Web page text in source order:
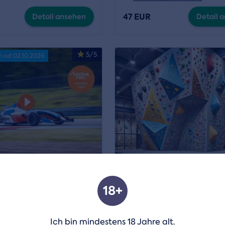
Detail ansehen 47 EUR Detail
5/5
od 02.10.2026
Fahrt
künstlichen Wand
18+
Ich bin mindestens 18 Jahre alt.